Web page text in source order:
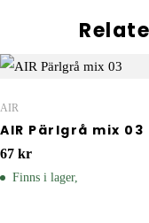
AIR
AIR Pärlgrå mix 03
67 kr
Finns i lager,